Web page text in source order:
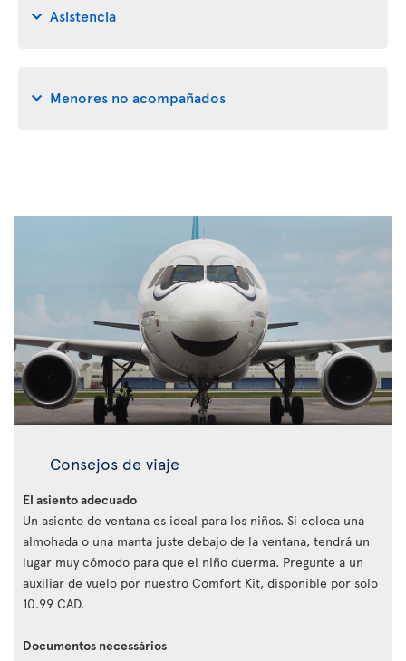
Asistencia
Menores no acompañados
Consejos de viaje
El asiento adecuado
Un asiento de ventana es ideal para los niños. Si coloca una
almohada o una manta juste debajo de la ventana, tendrá un
lugar muy cómodo para que el niño duerma. Pregunte a un
auxiliar de vuelo por nuestro Comfort Kit, disponible por solo
10.99 CAD.
Documentos necessários